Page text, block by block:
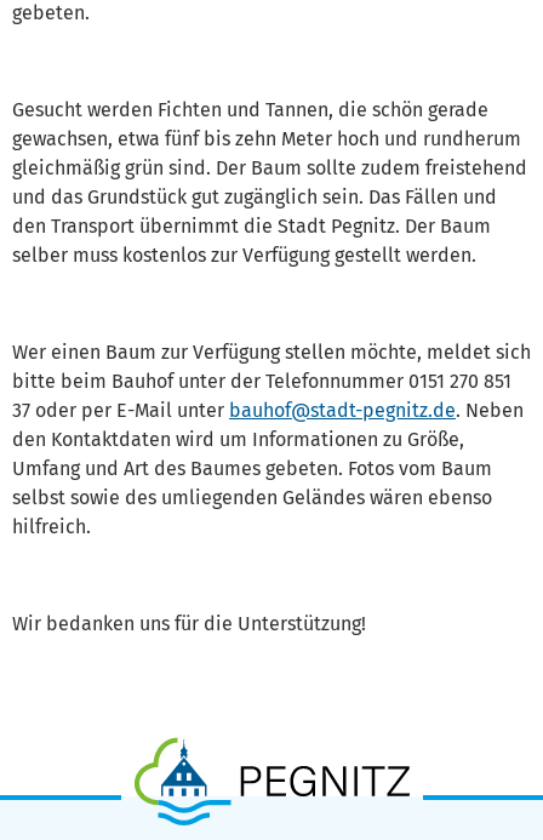
gebeten.
Gesucht werden Fichten und Tannen, die schön gerade
gewachsen, etwa fünf bis zehn Meter hoch und rundherum
gleichmäßig grün sind. Der Baum sollte zudem freistehend
und das Grundstück gut zugänglich sein. Das Fällen und
den Transport übernimmt die Stadt Pegnitz. Der Baum
selber muss kostenlos zur Verfügung gestellt werden.
Wer einen Baum zur Verfügung stellen möchte, meldet sich
bitte beim Bauhof unter der Telefonnummer 0151 270 851
37 oder per E-Mail unter bauhof@stadt-pegnitz.de. Neben
den Kontaktdaten wird um Informationen zu Größe,
Umfang und Art des Baumes gebeten. Fotos vom Baum
selbst sowie des umliegenden Geländes wären ebenso
hilfreich.
Wir bedanken uns für die Unterstützung!